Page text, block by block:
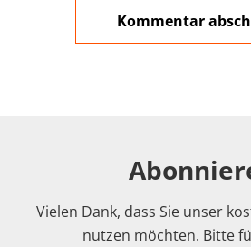
Vielen Dank, dass Sie unser
nutzen möchten. Bitte